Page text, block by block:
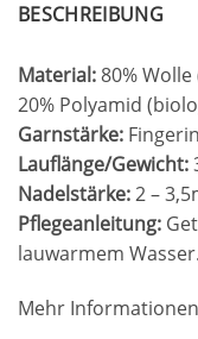
BESCHREIBUNG
Material:80%
20% Polyamid
Garnstärke:
Lauflänge/Gewicht:
Nadelstärke:2 –
Pflegeanleitung:
lauwarmem
Mehr Informationen